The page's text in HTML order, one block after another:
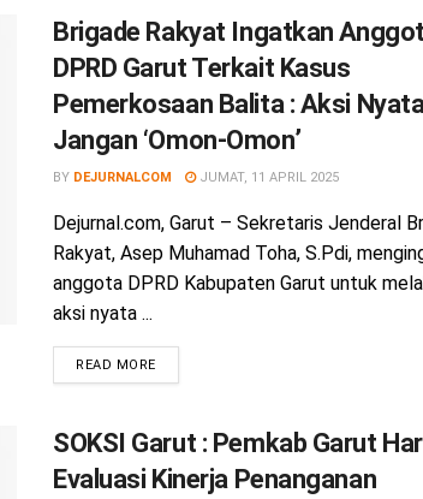
Brigade Rakyat Ingatkan
DPRD Garut Terkait Kasus
Pemerkosaan Balita : Aksi
Jangan ‘Omon-Omon’
BY DEJURNALCOM JUMAT, 11 APRIL 2025
Dejurnal.com, Garut – Sekretaris Jenderal
Rakyat, Asep Muhamad Toha, S.Pdi,
anggota DPRD Kabupaten Garut untuk
aksi nyata ...
READ MORE
SOKSI Garut : Pemkab Garut
Evaluasi Kinerja Penanganan